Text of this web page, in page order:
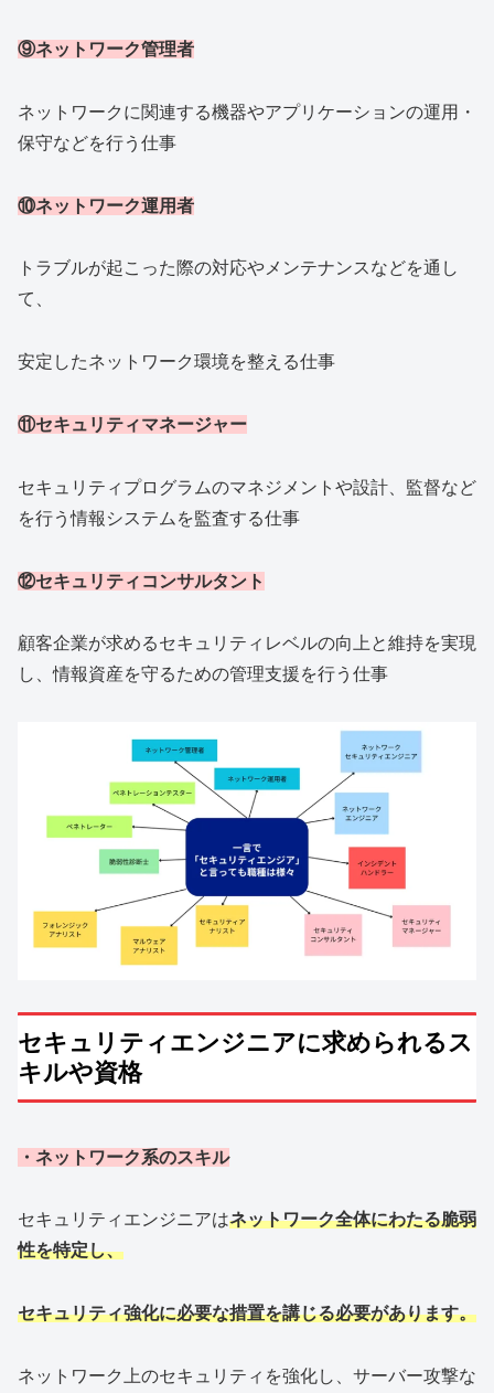
⑨ネットワーク管理者
ネットワークに関連する機器やアプリケーションの運用・
保守などを行う仕事
⑩ネットワーク運用者
トラブルが起こった際の対応やメンテナンスなどを通し
て、
安定したネットワーク環境を整える仕事
⑪セキュリティマネージャー
セキュリティプログラムのマネジメントや設計、監督など
を行う情報システムを監査する仕事
⑫セキュリティコンサルタント
顧客企業が求めるセキュリティレベルの向上と維持を実現
し、情報資産を守るための管理支援を行う仕事
セキュリティエンジニアに求められるス
キルや資格
・ネットワーク系のスキル
セキュリティエンジニアはネットワーク全体にわたる脆弱
性を特定し、
セキュリティ強化に必要な措置を講じる必要があります。
ネットワーク上のセキュリティを強化し、サーバー攻撃な